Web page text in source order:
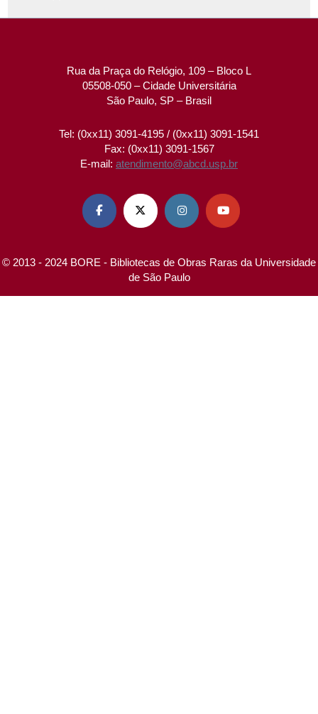
Rua da Praça do Relógio, 109 – Bloco L
05508-050 – Cidade Universitária
São Paulo, SP – Brasil
Tel: (0xx11) 3091-4195 / (0xx11) 3091-1541
Fax: (0xx11) 3091-1567
E-mail: atendimento@abcd.usp.br
   
© 2013 - 2024 BORE - Bibliotecas de Obras Raras da Universidade
de São Paulo